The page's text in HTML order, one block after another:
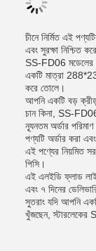
চীনে নির্মিত এই
এবং সুরক্ষা নিশ্চিত
SS-FD06 মডেলের
একটি মাত্রা
করে তোলে।
আপনি একটি বড়
চান কিনা, SS-FD06
ন্যূনতম অর্ডার
পণ্যটি অর্ডার করা
এই পণ্যের নিয়মিত
পিসি।
এই এলইডি ফ্লাড
এবং ৭ দিনের
সুতরাং যদি আপনি
খুঁজছেন, স্টারলেকের